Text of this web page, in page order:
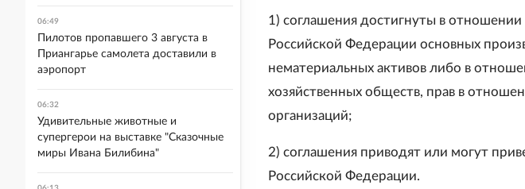
1) соглашения достигнуты в
Российской Федерации основных
нематериальных активов либо в
хозяйственных обществ, прав в
организаций;
2) соглашения приводят или могут
Российской Федерации.
06:49
Пилотов пропавшего 3 августа в
Приангарье самолета доставили в
аэропорт
06:32
Удивительные животные и
супергерои на выставке "Сказочные
миры Ивана Билибина"